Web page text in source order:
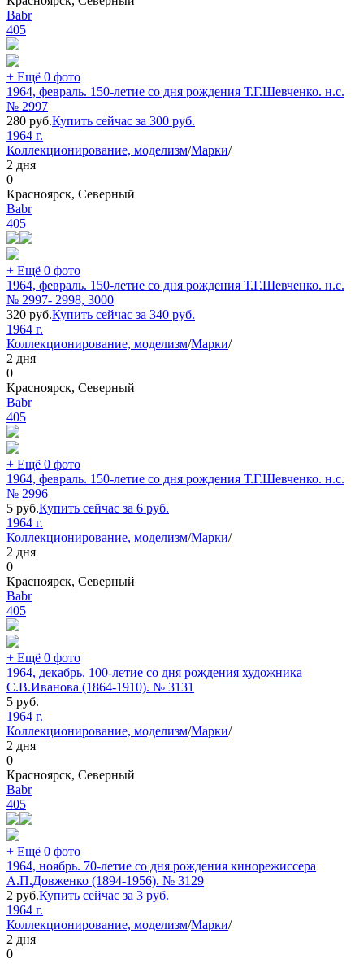
Babr
405
+ Ещё 0 фото
1964, февраль. 150-летие cо дня рождения Т.Г.Шевченко. н.с.
№ 2997
280 руб.Купить сейчас за 300 руб.
1964 г.
Коллекционирование, моделизм/Марки/
2 дня
0
Красноярск, Северный
Babr
405
+ Ещё 0 фото
1964, февраль. 150-летие cо дня рождения Т.Г.Шевченко. н.с.
№ 2997- 2998, 3000
320 руб.Купить сейчас за 340 руб.
1964 г.
Коллекционирование, моделизм/Марки/
2 дня
0
Красноярск, Северный
Babr
405
+ Ещё 0 фото
1964, февраль. 150-летие cо дня рождения Т.Г.Шевченко. н.с.
№ 2996
5 руб.Купить сейчас за 6 руб.
1964 г.
Коллекционирование, моделизм/Марки/
2 дня
0
Красноярск, Северный
Babr
405
+ Ещё 0 фото
1964, декабрь. 100-летие со дня рождения художника
С.В.Иванова (1864-1910). № 3131
5 руб.
1964 г.
Коллекционирование, моделизм/Марки/
2 дня
0
Красноярск, Северный
Babr
405
+ Ещё 0 фото
1964, ноябрь. 70-летие со дня рождения кинорежиссера
А.П.Довженко (1894-1956). № 3129
2 руб.Купить сейчас за 3 руб.
1964 г.
Коллекционирование, моделизм/Марки/
2 дня
0